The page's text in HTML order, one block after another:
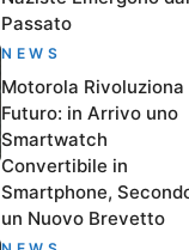
Passato
NEWS
Motorola Rivoluziona
Futuro: in Arrivo uno
Smartwatch
Convertibile in
Smartphone,
un Nuovo Brevetto